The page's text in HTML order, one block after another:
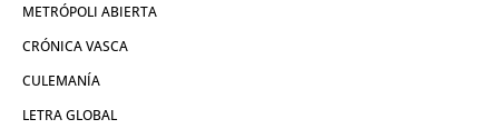
METRÓPOLI ABIERTA
CRÓNICA VASCA
CULEMANÍA
LETRA GLOBAL